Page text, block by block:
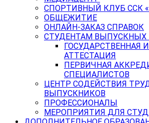
СПОРТИВНЫЙ КЛУБ ССК
ОБЩЕЖИТИЕ
ОНЛАЙН-ЗАКАЗ СПРАВОК
СТУДЕНТАМ ВЫПУСКНЫХ
ГОСУДАРСТВЕННАЯ
АТТЕСТАЦИЯ
ПЕРВИЧНАЯ
СПЕЦИАЛИСТОВ
ЦЕНТР СОДЕЙСТВИЯ
ВЫПУСКНИКОВ
ПРОФЕССИОНАЛЫ
МЕРОПРИЯТИЯ ДЛЯ